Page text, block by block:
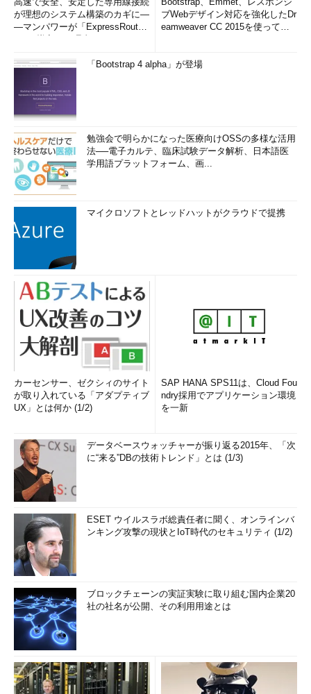
が理想のシステム構築のカギに―
―マンパワーが「ExpressRout
ブWebデザイン対応を強化したDr
eamweaver CC 2015を使って
「Bootstrap 4 alpha」が登場
勉強会で明らかになった医療向けOSSの多様な活用
法──電子カルテ、臨床試験データ解析、日本語医
学用語プラットフォーム、画...
マイクロソフトとレッドハットがクラウドで提携
カーセンサー、ゼクシィのサイト
が取り入れている「アダプティブ
UX」とは何か (1/2)
SAP HANA SPS11は、Cloud Fou
ndry採用でアプリケーション環境
を一新
データベースウォッチャーが振り返る2015年、「次
に“来る”DBの技術トレンド」とは (1/3)
ESET ウイルスラボ総責任者に聞く、オンラインバ
ンキング攻撃の現状とIoT時代のセキュリティ (1/2)
ブロックチェーンの実証実験に取り組む国内企業20
社の社名が公開、その利用用途とは